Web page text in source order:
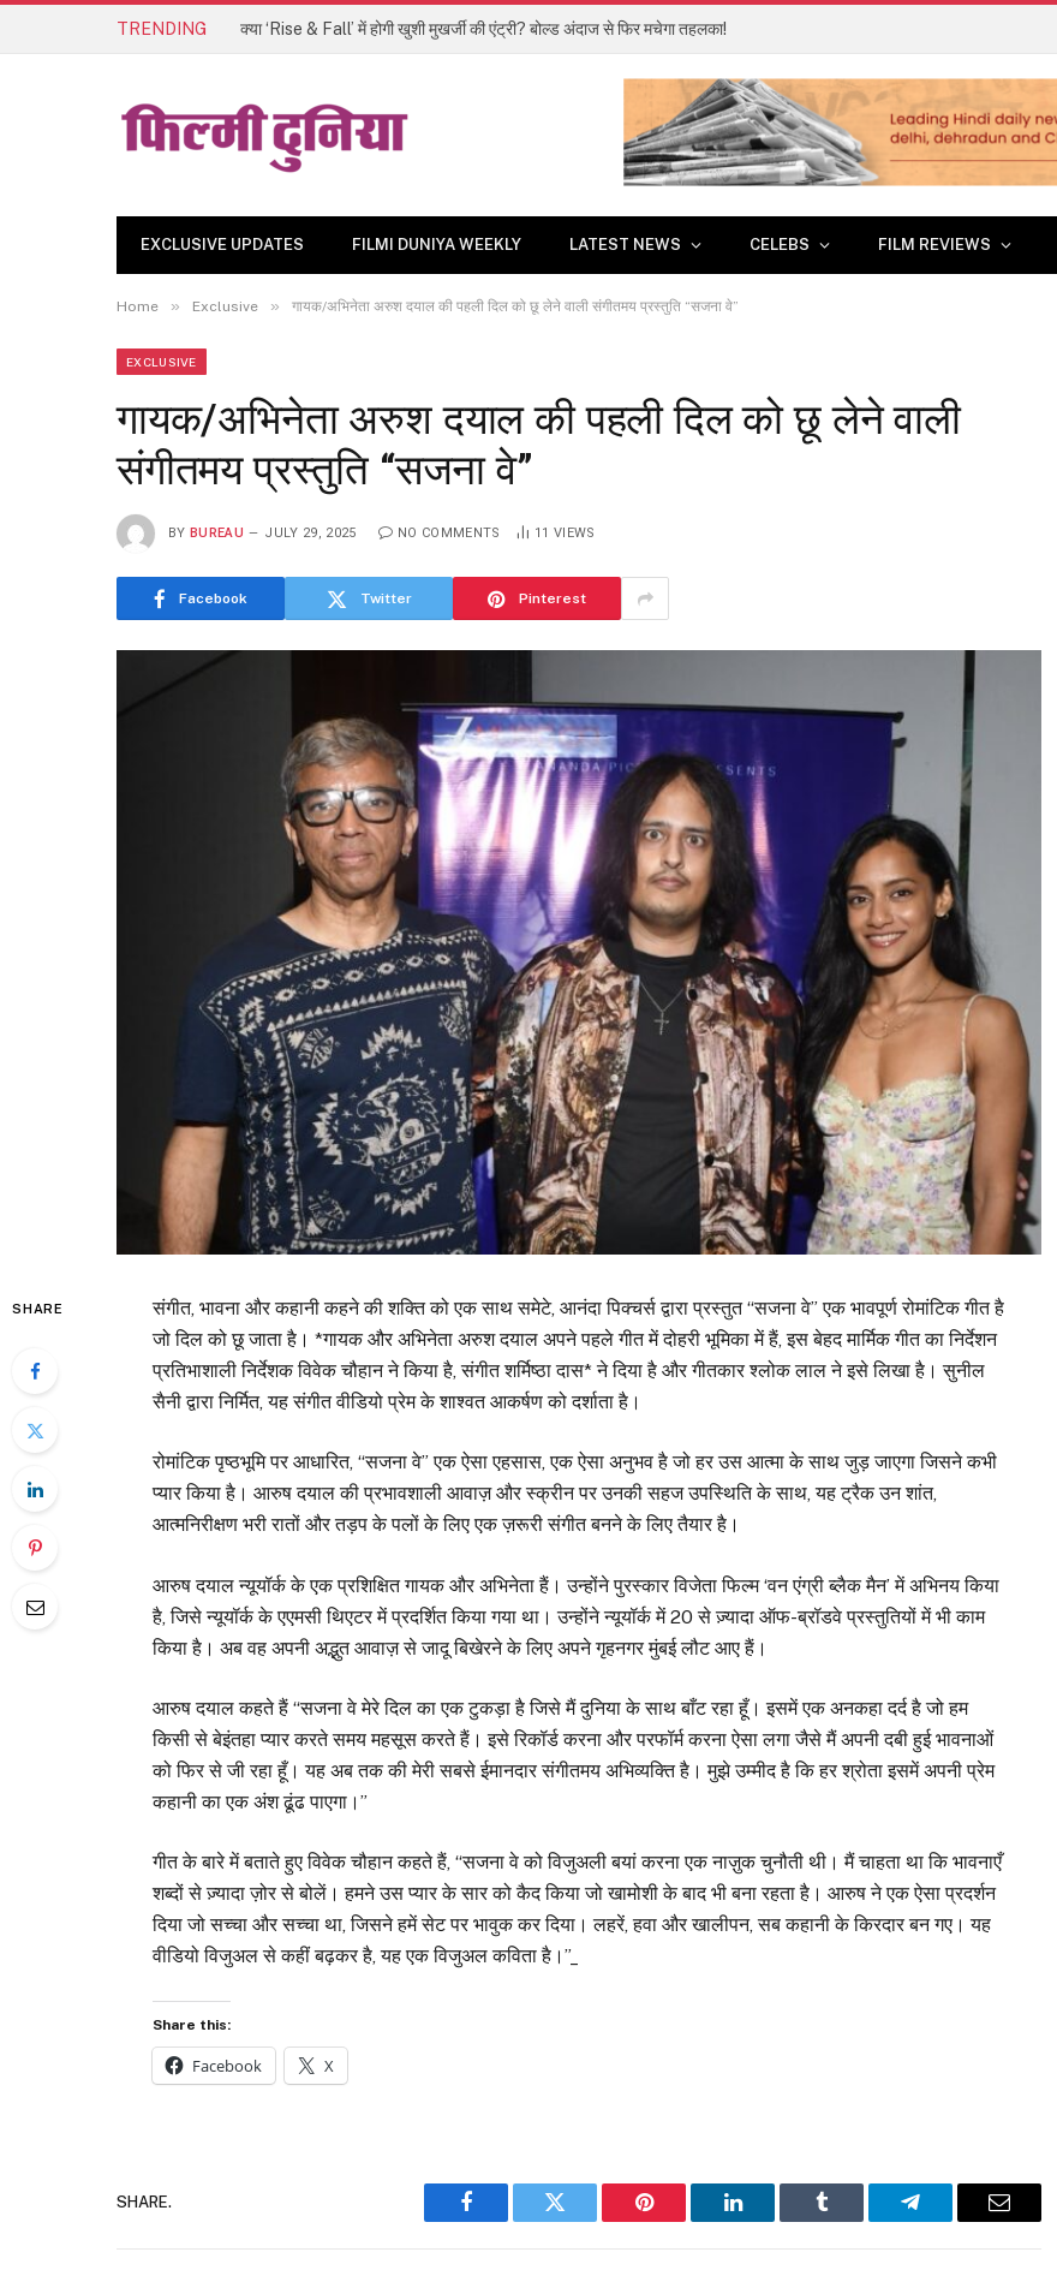
TRENDING क्या ‘Rise & Fall’ में होगी खुशी मुखर्जी की एंट्री? बोल्ड अंदाज से फिर मचेगा तहलका!
EXCLUSIVE UPDATES FILMI DUNIYA WEEKLY LATEST NEWS CELEBS FILM REVIEWS
Home » Exclusive » गायक/अभिनेता अरुश दयाल की पहली दिल को छू लेने वाली संगीतमय प्रस्तुति “सजना वे”
EXCLUSIVE
गायक/अभिनेता अरुश दयाल की पहली दिल को छू लेने वाली
संगीतमय प्रस्तुति “सजना वे”
BY BUREAU JULY 29, 2025 NO COMMENTS 11 VIEWS
Facebook Twitter Pinterest
SHARE
संगीत, भावना और कहानी कहने की शक्ति को एक साथ समेटे, आनंदा पिक्चर्स द्वारा प्रस्तुत “सजना वे” एक भावपूर्ण रोमांटिक गीत है
जो दिल को छू जाता है। *गायक और अभिनेता अरुश दयाल अपने पहले गीत में दोहरी भूमिका में हैं, इस बेहद मार्मिक गीत का निर्देशन
प्रतिभाशाली निर्देशक विवेक चौहान ने किया है, संगीत शर्मिष्ठा दास* ने दिया है और गीतकार श्लोक लाल ने इसे लिखा है। सुनील
सैनी द्वारा निर्मित, यह संगीत वीडियो प्रेम के शाश्वत आकर्षण को दर्शाता है।
रोमांटिक पृष्ठभूमि पर आधारित, “सजना वे” एक ऐसा एहसास, एक ऐसा अनुभव है जो हर उस आत्मा के साथ जुड़ जाएगा जिसने कभी
प्यार किया है। आरुष दयाल की प्रभावशाली आवाज़ और स्क्रीन पर उनकी सहज उपस्थिति के साथ, यह ट्रैक उन शांत,
आत्मनिरीक्षण भरी रातों और तड़प के पलों के लिए एक ज़रूरी संगीत बनने के लिए तैयार है।
आरुष दयाल न्यूयॉर्क के एक प्रशिक्षित गायक और अभिनेता हैं। उन्होंने पुरस्कार विजेता फिल्म ‘वन एंग्री ब्लैक मैन’ में अभिनय किया
है, जिसे न्यूयॉर्क के एएमसी थिएटर में प्रदर्शित किया गया था। उन्होंने न्यूयॉर्क में 20 से ज़्यादा ऑफ-ब्रॉडवे प्रस्तुतियों में भी काम
किया है। अब वह अपनी अद्भुत आवाज़ से जादू बिखेरने के लिए अपने गृहनगर मुंबई लौट आए हैं।
आरुष दयाल कहते हैं “सजना वे मेरे दिल का एक टुकड़ा है जिसे मैं दुनिया के साथ बाँट रहा हूँ। इसमें एक अनकहा दर्द है जो हम
किसी से बेइंतहा प्यार करते समय महसूस करते हैं। इसे रिकॉर्ड करना और परफॉर्म करना ऐसा लगा जैसे मैं अपनी दबी हुई भावनाओं
को फिर से जी रहा हूँ। यह अब तक की मेरी सबसे ईमानदार संगीतमय अभिव्यक्ति है। मुझे उम्मीद है कि हर श्रोता इसमें अपनी प्रेम
कहानी का एक अंश ढूंढ पाएगा।”
गीत के बारे में बताते हुए विवेक चौहान कहते हैं, “सजना वे को विजुअली बयां करना एक नाज़ुक चुनौती थी। मैं चाहता था कि भावनाएँ
शब्दों से ज़्यादा ज़ोर से बोलें। हमने उस प्यार के सार को कैद किया जो खामोशी के बाद भी बना रहता है। आरुष ने एक ऐसा प्रदर्शन
दिया जो सच्चा और सच्चा था, जिसने हमें सेट पर भावुक कर दिया। लहरें, हवा और खालीपन, सब कहानी के किरदार बन गए। यह
वीडियो विजुअल से कहीं बढ़कर है, यह एक विजुअल कविता है।”_
Share this:
Facebook X
SHARE.
Facebook Twitter Pinterest LinkedIn Tumblr Telegram Email